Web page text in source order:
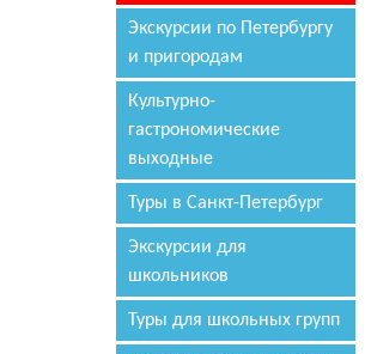
Экскурсии по Петербургу
и пригородам
Культурно-
гастрономические
выходные
Туры в Санкт-Петербург
Экскурсии для
школьников
Туры для школьных групп